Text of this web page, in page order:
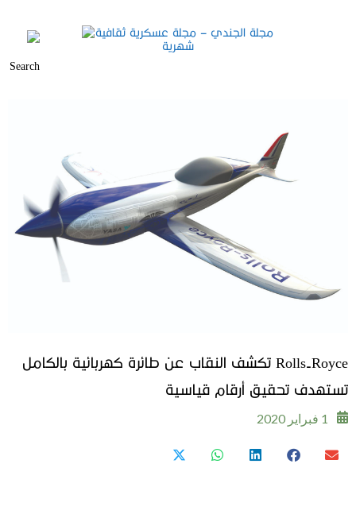
‬تستهدف‭ ‬تحقيق‭ ‬أرقام‭ ‬قياسية‭
1 فبراير 2020